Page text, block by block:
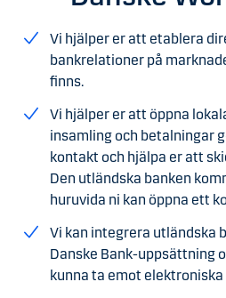
Vi hjälper er att etablera
bankrelationer på
finns.
Vi hjälper er att öppna
insamling och betalningar
kontakt och hjälpa er att
Den utländska banken
huruvida ni kan öppna ett
Vi kan integrera utländska
Danske Bank-uppsättning
kunna ta emot